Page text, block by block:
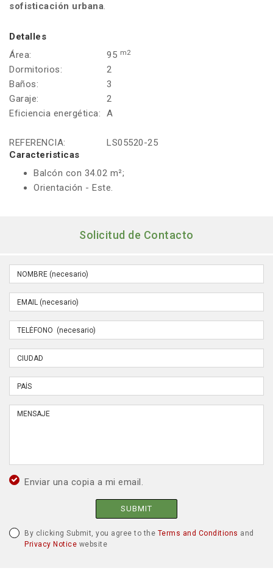
sofisticación urbana.
Detalles
Área:
95 m2
Dormitorios:
2
Baños:
3
Garaje:
2
Eficiencia energética:
A
REFERENCIA:
LS05520-25
Caracteristicas
Balcón con 34.02 m²;
Orientación - Este.
Solicitud de Contacto
Enviar una copia a mi email.
SUBMIT
By clicking Submit, you agree to the Terms and Conditions and
Privacy Notice website